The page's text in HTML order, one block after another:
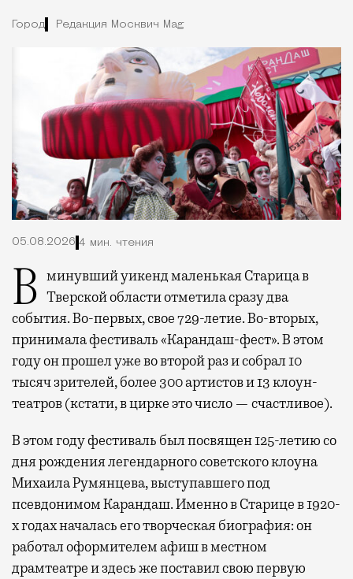
Город Редакция Москвич Mag
05.08.2026 4 мин. чтения
В минувший уикенд маленькая Старица в Тверской области отметила сразу два
события. Во-первых, свое 729-летие. Во-вторых,
принимала фестиваль «Карандаш-фест». В этом
году он прошел уже во второй раз и собрал 10
тысяч зрителей, более 300 артистов и 13 клоун-
театров (кстати, в цирке это число — счастливое).
В этом году фестиваль был посвящен 125-летию со
дня рождения легендарного советского клоуна
Михаила Румянцева, выступавшего под
псевдонимом Карандаш. Именно в Старице в 1920-
х годах началась его творческая биография: он
работал оформителем афиш в местном
драмтеатре и здесь же поставил свою первую